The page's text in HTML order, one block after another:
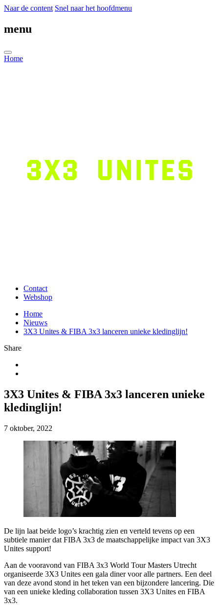
Naar de content Snel naar het hoofdmenu
menu
Home
Contact
Webshop
Home
Nieuws
3X3 Unites & FIBA 3x3 lanceren unieke kledinglijn!
Share
3X3 Unites & FIBA 3x3 lanceren unieke
kledinglijn!
7 oktober, 2022
De lijn laat beide logo’s krachtig zien en verteld tevens op een
subtiele manier dat FIBA 3x3 de maatschappelijke impact van 3X3
Unites support!
Aan de vooravond van FIBA 3x3 World Tour Masters Utrecht
organiseerde 3X3 Unites een gala diner voor alle partners. Een deel
van deze avond stond in het teken van een bijzondere lancering. Die
van een unieke kleding collaboration tussen 3X3 Unites en FIBA
3x3.